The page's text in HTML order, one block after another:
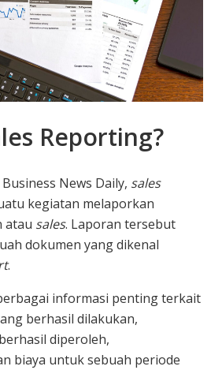
Reporting?
News Daily, sales
kegiatan melaporkan
atau sales. Laporan tersebut
dokumen yang dikenal
.
informasi penting terkait
berhasil dilakukan,
diperoleh,
biaya untuk sebuah periode